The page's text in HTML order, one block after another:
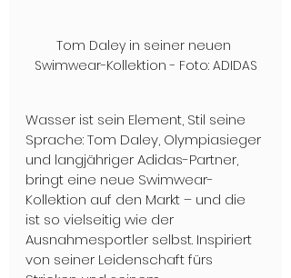
Tom Daley in seiner neuen
Swimwear-Kollektion - Foto: ADIDAS
Wasser ist sein Element, Stil seine
Sprache: Tom Daley, Olympiasieger
und langjähriger Adidas-Partner,
bringt eine neue Swimwear-
Kollektion auf den Markt – und die
ist so vielseitig wie der
Ausnahmesportler selbst. Inspiriert
von seiner Leidenschaft fürs